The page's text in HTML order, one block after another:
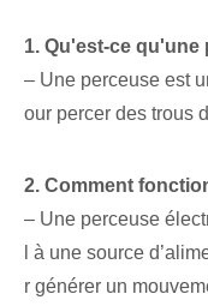
1. Qu'est-ce qu'une
– Une perceuse est
our percer des trous
2. Comment
– Une perceuse
l à une source
r générer un